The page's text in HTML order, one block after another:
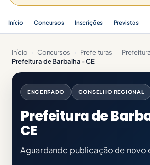
Início Concursos Inscrições Previstos
Início › Concursos › Prefeituras ›
Prefeitura de Barbalha - CE
ENCERRADO CONSELHO REGIONAL
Prefeitura de
CE
Aguardando publicação de novo